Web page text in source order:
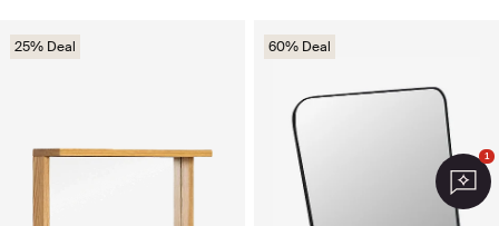
25% Deal 60% Deal
1